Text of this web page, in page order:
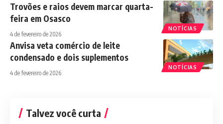
NOTÍCIAS
Trovões e raios devem marcar quarta-
feira em Osasco
4 de fevereiro de 2026
NOTÍCIAS
Anvisa veta comércio de leite
condensado e dois suplementos
4 de fevereiro de 2026
Talvez você curta